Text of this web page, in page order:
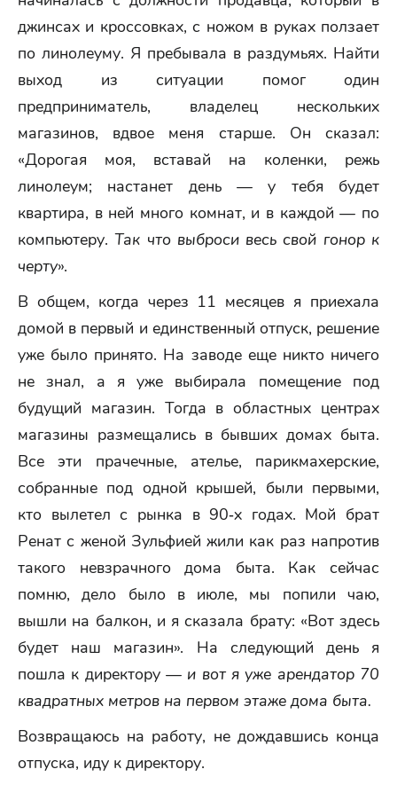
джинсах и кроссовках, с ножом в руках ползает
по линолеуму. Я пребывала в раздумьях. Найти
выход из ситуации помог один
предприниматель, владелец нескольких
магазинов, вдвое меня старше. Он сказал:
«Дорогая моя, вставай на коленки, режь
линолеум; настанет день — у тебя будет
квартира, в ней много комнат, и в каждой — по
компьютеру.Так что выброси весь свой гонор к
черту».
В общем, когда через 11 месяцев я приехала
домой в первый и единственный отпуск, решение
уже было принято. На заводе еще никто ничего
не знал, а я уже выбирала помещение под
будущий магазин. Тогда в областных центрах
магазины размещались в бывших домах быта.
Все эти прачечные, ателье, парикмахерские,
собранные под одной крышей, были первыми,
кто вылетел с рынка в 90‑х годах. Мой брат
Ренат с женой Зульфией жили как раз напротив
такого невзрачного дома быта. Как сейчас
помню, дело было в июле, мы попили чаю,
вышли на балкон, и я сказала брату: «Вот здесь
будет наш магазин». На следующий день я
пошла к директору — и вот я уже арендатор 70
квадратных метров на первом этаже дома быта.
Возвращаюсь на работу, не дождавшись конца
отпуска, иду к директору.